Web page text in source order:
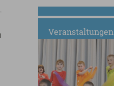
Veranstaltungen